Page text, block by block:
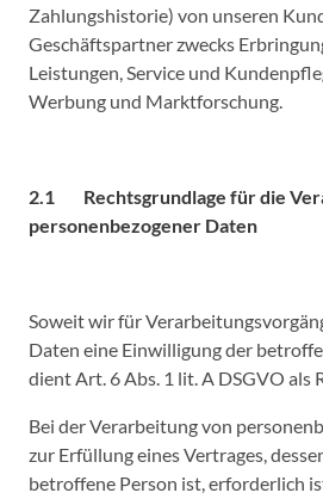
Zahlungshistorie) von unseren
Geschäftspartner zwecks
Leistungen, Service und
Werbung und Marktforschung.
2.1 Rechtsgrundlage für die
personenbezogener Daten
Soweit wir für
Daten eine Einwilligung der
dient Art. 6 Abs. 1 lit. A DSGVO als
Bei der Verarbeitung von
zur Erfüllung eines Vertrages,
betroffene Person ist, erforderlich